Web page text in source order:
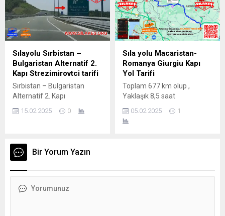
alacağını söyledi. ABD
bölgeyi ekonomik olarak
geliştirecek ve diğer şeylerin
yanı sıra “bölgedeki tüm
tehlikeli patlamamış
bombaların ve diğer
silahların ortadan
kaldırılmasından sorumlu
olacak.” ABD...
görünümünü sürdürüyor.
ABD Doları (USD): ₺ 41,98
Euro (EUR): ₺ 48,75
Uzmanlara göre, küresel
faiz politikaları ve iç piyasa
enflasyonu TL üzerindeki
baskıyı...
Sılayolu Sırbistan –
Bulgaristan Alternatif 2.
Kapı Strezimirovtci tarifi
Sırbistan – Bulgaristan
Alternatif 2. Kapı
km olup süre olarak yaklaşık
numaralı devlet yolundan
ulaşabilirsiniz. Seyehat
mutlaka Sılakeş
15.02.2025 0
Sıla yolu Macaristan-
Romanya Giurgiu Kapı
Yol Tarifi
Toplam 677 km olup ,
Yaklaşık 8,5 saat
Otoban Dağlık kısımları
gidişli-gelişli
05.02.2025 1
Bir Yorum Yazın